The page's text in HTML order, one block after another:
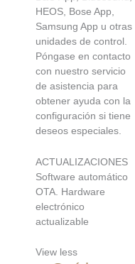
HEOS, Bose App,
Samsung App u otras
unidades de control.
Póngase en contacto
con nuestro servicio
de asistencia para
obtener ayuda con la
configuración si tiene
deseos especiales.
ACTUALIZACIONES
Software automático
OTA. Hardware
electrónico
actualizable
View less